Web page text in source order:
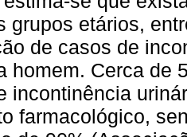
grupos etários,
de casos de
homem. Cerca de
incontinência
farmacológico,